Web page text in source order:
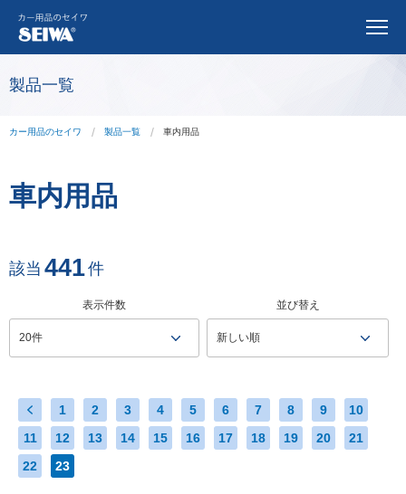
製品一覧
カー用品のセイワ 製品一覧 車内用品
車内用品
該当 441件
表示件数
20件
並び替え
新しい順
1 2 3 4 5 6 7 8 9
10
11
12 13 14 15 16 17 18 19 20
21
22
23